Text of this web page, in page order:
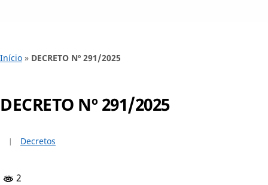
Início » DECRETO Nº 291/2025
DECRETO Nº 291/2025
Decretos
2